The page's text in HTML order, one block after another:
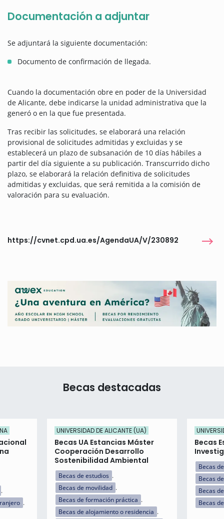
Documentación a adjuntar
Se adjuntará la siguiente documentación:
Documento de confirmación de llegada.
Cuando la documentación obre en poder de la Universidad
de Alicante, debe indicarse la unidad administrativa que la
generó o en la que fue presentada.
Tras recibir las solicitudes, se elaborará una relación
provisional de solicitudes admitidas y excluidas y se
establecerá un plazo de subsanación de 10 días hábiles a
partir del día siguiente a su publicación. Transcurrido dicho
plazo, se elaborará la relación definitiva de solicitudes
admitidas y excluidas, que será remitida a la comisión de
valoración para su evaluación.
https://cvnet.cpd.ua.es/AgendaUA/V/230892
Becas destacadas
UNIVERSIDAD DE ALICANTE (UA)
Becas UA Estancias Máster
Cooperación Desarrollo
Sostenibilidad Ambiental
Becas de estudios
Becas de movilidad
Becas de formación práctica
Becas de alojamiento o residencia
Becas
Becas
Becas
Becas
Becas